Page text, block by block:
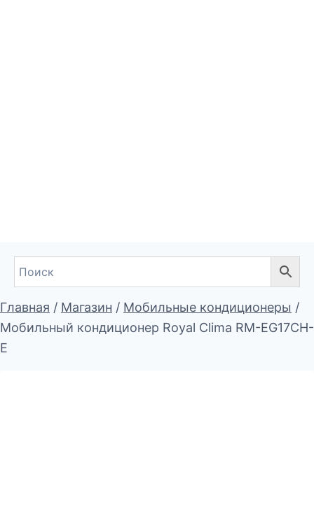
Главная / Магазин / Мобильные кондиционеры /
Мобильный кондиционер Royal Clima RM-EG17CH-
E